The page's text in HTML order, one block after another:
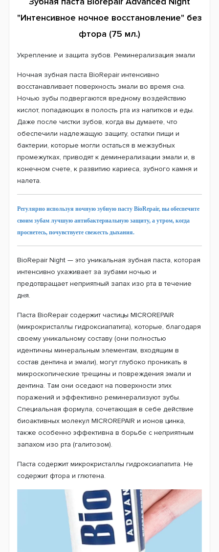
"Интенсивное ночное восстановление" без
фтора (75 мл.)
Укрепление и защита зубов. Реминерализация эмали
Ночная зубная паста BioRepair интенсивно
восстанавливает поверхность эмали во время сна.
Ночью зубы подвергаются вредному воздействию
кислот, попадающих в полость рта из напитков и еды.
Даже после чистки зубов, когда вы думаете, что
обеспечили надлежащую защиту, остатки пищи и
бактерии, которые могли остаться в межзубных
промежутках, приводят к деминерализации эмали и, в
конечном счете, к развитию кариеса, зубного камня и
налета.
Регулярно используя ночную зубную пасту BioRepair, вы обеспечите
своим зубам лучшую антибактериальную защиту, а утром, когда
проснетесь, почувствуете свежесть дыхания.
BioRepair Night — это уникальная зубная паста, которая
интенсивно ухаживает за зубами ночью и
предотвращает неприятный запах изо рта в течение
дня.
Паста BioRepair содержит частицы MICROREPAIR
(микрокристаллы гидроксиапатита), которые, благодаря
своему уникальному составу (они полностью
идентичны минеральным элементам, входящим в
состав дентина и эмали), могут глубоко проникать в
микроскопические трещины и повреждения эмали и
дентина. Там они оседают на поверхности этих
поражений и эффективно реминерализуют зубы.
Специальная формула, сочетающая в себе действие
биоактивных молекул MICROREPAIR и ионов цинка,
также особенно эффективна в борьбе с неприятным
запахом изо рта (галитозом).
Паста содержит микрокристаллы гидроксиапатита. Не
содержит фтора и глютена.